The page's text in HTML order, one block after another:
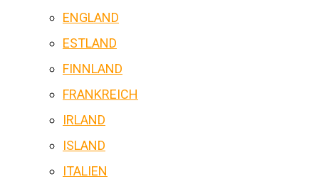
ENGLAND
ESTLAND
FINNLAND
FRANKREICH
IRLAND
ISLAND
ITALIEN